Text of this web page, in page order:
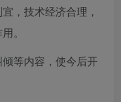
，技术经济合理，
。
等内容，使今后开